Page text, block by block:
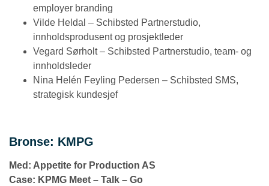
employer branding
Vilde Heldal – Schibsted Partnerstudio,
innholdsprodusent og prosjektleder
Vegard Sørholt – Schibsted Partnerstudio, team- og
innholdsleder
Nina Helén Feyling Pedersen – Schibsted SMS,
strategisk kundesjef
Bronse: KMPG
Med: Appetite for Production AS
Case: KPMG Meet – Talk – Go